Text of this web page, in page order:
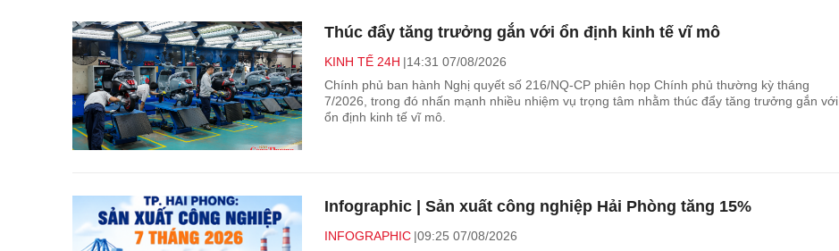
Thúc đẩy tăng trưởng gắn với ổn định kinh tế vĩ mô
KINH TẾ 24H 14:31 07/08/2026
Chính phủ ban hành Nghị quyết số 216/NQ-CP phiên họp Chính phủ thường kỳ tháng
7/2026, trong đó nhấn mạnh nhiều nhiệm vụ trọng tâm nhằm thúc đẩy tăng trưởng gắn với
ổn định kinh tế vĩ mô.
Infographic | Sản xuất công nghiệp Hải Phòng tăng 15%
INFOGRAPHIC 09:25 07/08/2026